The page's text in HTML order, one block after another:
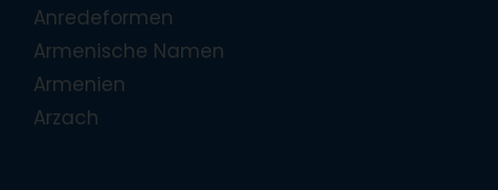
Anredeformen
Armenische Namen
Armenien
Arzach